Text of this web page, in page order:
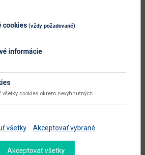
55.1 kg
Florencja FL-1D L/P
vyžaduje zručnosť
utierať navlhko
krémová
cookies (vždy požadované)
informácie
cookies okrem nevyhnutných
všetky Akceptovať vybrané
Akceptovať všetky